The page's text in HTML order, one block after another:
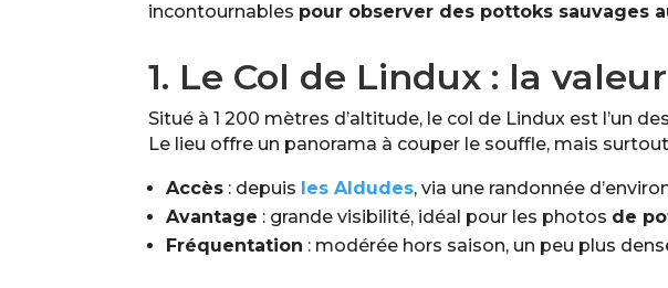
incontournables pour observer des pottoks sauvages
1. Le Col de Lindux : la
Situé à 1 200 mètres d’altitude, le col de Lindux est l’un
Le lieu offre un panorama à couper le souffle, mais
Accès : depuis les Aldudes, via une randonnée
Avantage : grande visibilité, idéal pour les photos de
Fréquentation : modérée hors saison, un peu plus